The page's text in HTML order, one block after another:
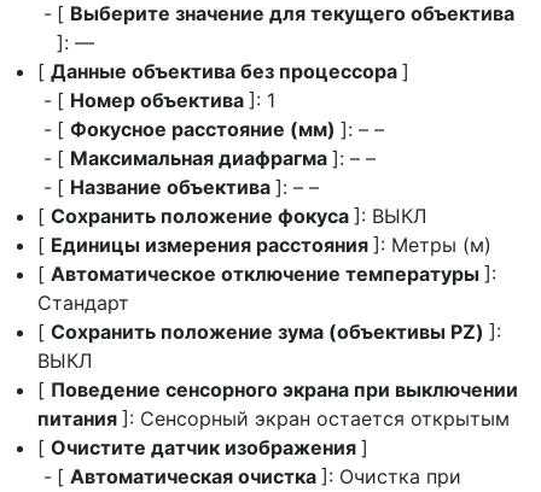
[ Выберите значение для текущего объектива
]: —
[ Данные объектива без процессора ]
[ Номер объектива ]: 1
[ Фокусное расстояние (мм) ]: – –
[ Максимальная диафрагма ]: – –
[ Название объектива ]: – –
[ Сохранить положение фокуса ]: ВЫКЛ
[ Единицы измерения расстояния ]: Метры (м)
[ Автоматическое отключение температуры ]:
Стандарт
[ Сохранить положение зума (объективы PZ) ]:
ВЫКЛ
[ Поведение сенсорного экрана при выключении
питания ]: Сенсорный экран остается открытым
[ Очистите датчик изображения ]
[ Автоматическая очистка ]: Очистка при